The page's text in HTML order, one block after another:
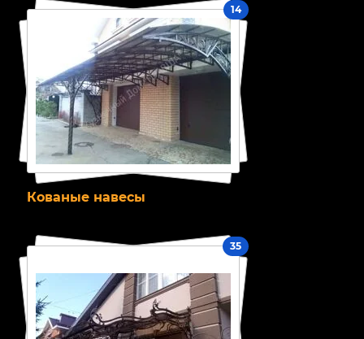
14
Кованые навесы
35